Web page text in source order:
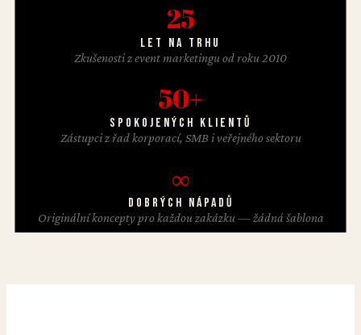
25
Let na trhu
Zkušenosti z event marketingu od roku 2010
50+
Spokojených klientů
Zástupci z řad korporací, SMB i veřejného sektoru
∞
Dobrých nápadů
Originální koncepty pro každou zakázku — žádná šablona